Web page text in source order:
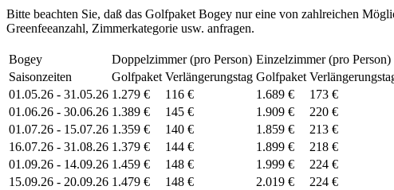
Bitte beachten Sie, daß das Golfpaket Bogey nur eine von zahlreichen
Greenfeeanzahl, Zimmerkategorie usw. anfragen.
Bogey Doppelzimmer (pro Person) Einzelzimmer (pro Person)
Saisonzeiten
Golfpaket Verlängerungstag Golfpaket
01.05.26 - 31.05.26 1.279 € 116 € 1.689 € 173 €
01.06.26 - 30.06.26 1.389 € 145 € 1.909 € 220 €
01.07.26 - 15.07.26 1.359 € 140 € 1.859 € 213 €
16.07.26 - 31.08.26 1.379 € 144 € 1.899 € 218 €
01.09.26 - 14.09.26 1.459 € 148 € 1.999 € 224 €
15.09.26 - 20.09.26 1.479 € 148 € 2.019 € 224 €